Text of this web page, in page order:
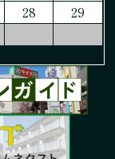
28
29